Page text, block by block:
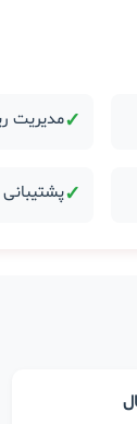
✓مدیریت
✓پشتیبانی 94 روزه بعد از